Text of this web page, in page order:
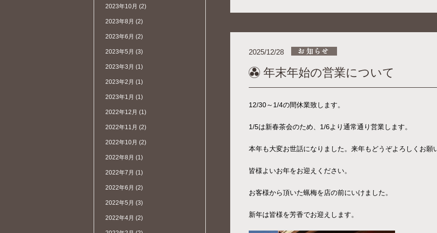
2023年10月 (2)
2023年8月 (2)
2023年6月 (2)
2023年5月 (3)
2023年3月 (1)
2023年2月 (1)
2023年1月 (1)
2022年12月 (1)
2022年11月 (2)
2022年10月 (2)
2022年8月 (1)
2022年7月 (1)
2022年6月 (2)
2022年5月 (3)
2022年4月 (2)
2025/12/28
年末年始の営業について
12/30～1/4の間休業致します。
1/5は新春茶会のため、1/6より通常通り営業します。
本年も大変お世話になりました。来年もどうぞよろしくお願
皆様よいお年をお迎えください。
お客様から頂いた蝋梅を店の前にいけました。
新年は皆様を芳香でお迎えします。